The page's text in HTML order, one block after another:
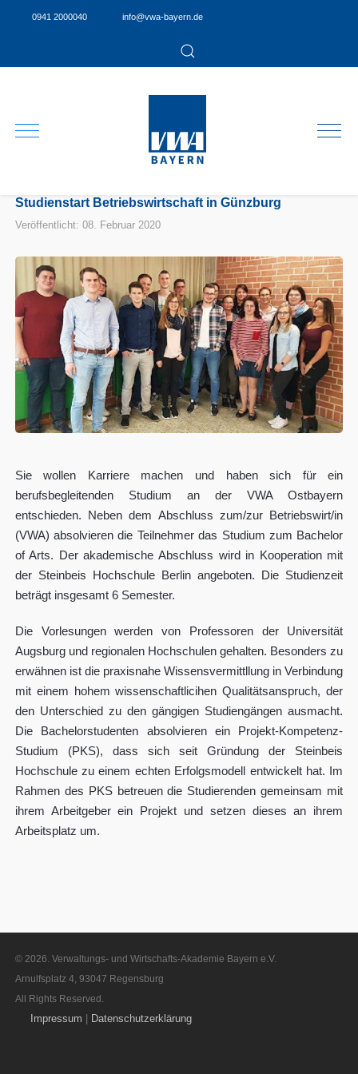
0941 2000040 info@vwa-bayern.de
Studienstart Betriebswirtschaft in Günzburg
Veröffentlicht: 08. Februar 2020
Sie wollen Karriere machen und haben sich für ein
berufsbegleitenden Studium an der VWA Ostbayern
entschieden. Neben dem Abschluss zum/zur Betriebswirt/in
(VWA) absolvieren die Teilnehmer das Studium zum Bachelor
of Arts. Der akademische Abschluss wird in Kooperation mit
der Steinbeis Hochschule Berlin angeboten. Die Studienzeit
beträgt insgesamt 6 Semester.
Die Vorlesungen werden von Professoren der Universität
Augsburg und regionalen Hochschulen gehalten. Besonders zu
erwähnen ist die praxisnahe Wissensvermittllung in Verbindung
mit einem hohem wissenschaftlicihen Qualitätsanspruch, der
den Unterschied zu den gängigen Studiengängen ausmacht.
Die Bachelorstudenten absolvieren ein Projekt-Kompetenz-
Studium (PKS), dass sich seit Gründung der Steinbeis
Hochschule zu einem echten Erfolgsmodell entwickelt hat. Im
Rahmen des PKS betreuen die Studierenden gemeinsam mit
ihrem Arbeitgeber ein Projekt und setzen dieses an ihrem
Arbeitsplatz um.
© 2026. Verwaltungs- und Wirtschafts-Akademie Bayern e.V.
Arnulfsplatz 4, 93047 Regensburg
All Rights Reserved.
Impressum | Datenschutzerklärung